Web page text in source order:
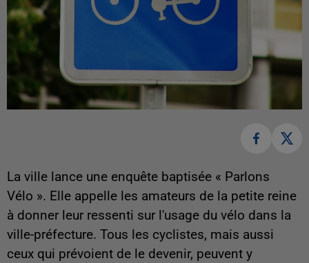
La ville lance une enquête baptisée « Parlons
Vélo ». Elle appelle les amateurs de la petite reine
à donner leur ressenti sur l'usage du vélo dans la
ville-préfecture. Tous les cyclistes, mais aussi
ceux qui prévoient de le devenir, peuvent y